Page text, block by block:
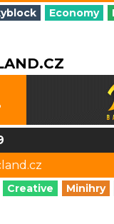
Economy
Creative Minihry